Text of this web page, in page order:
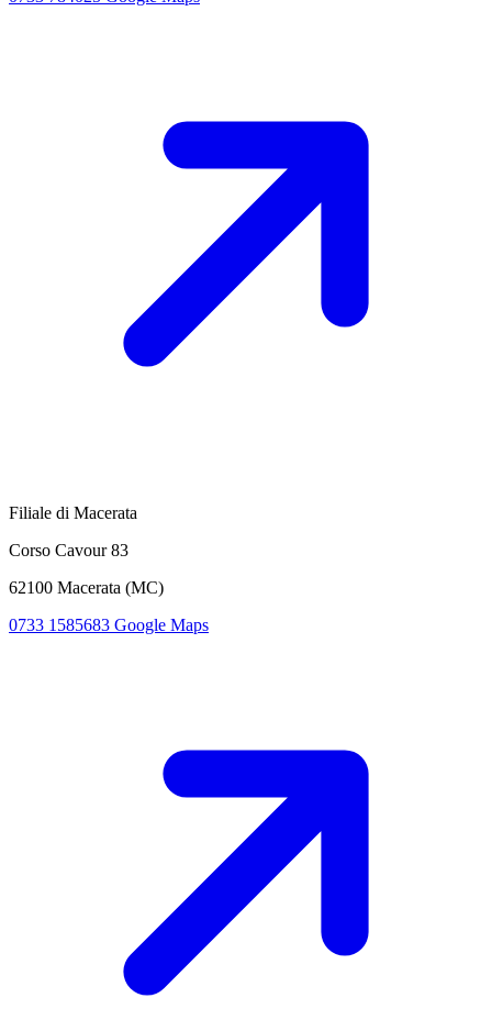
Filiale di Macerata
Corso Cavour 83
62100 Macerata (MC)
0733 1585683 Google Maps